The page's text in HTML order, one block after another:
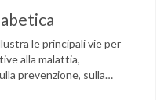
le principali vie per
alla malattia,
prevenzione, sulla